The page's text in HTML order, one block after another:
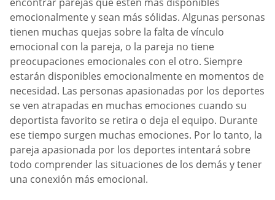
emocionalmente y sean más sólidas. Algunas personas
tienen muchas quejas sobre la falta de vínculo
emocional con la pareja, o la pareja no tiene
preocupaciones emocionales con el otro. Siempre
estarán disponibles emocionalmente en momentos de
necesidad. Las personas apasionadas por los deportes
se ven atrapadas en muchas emociones cuando su
deportista favorito se retira o deja el equipo. Durante
ese tiempo surgen muchas emociones. Por lo tanto, la
pareja apasionada por los deportes intentará sobre
todo comprender las situaciones de los demás y tener
una conexión más emocional.